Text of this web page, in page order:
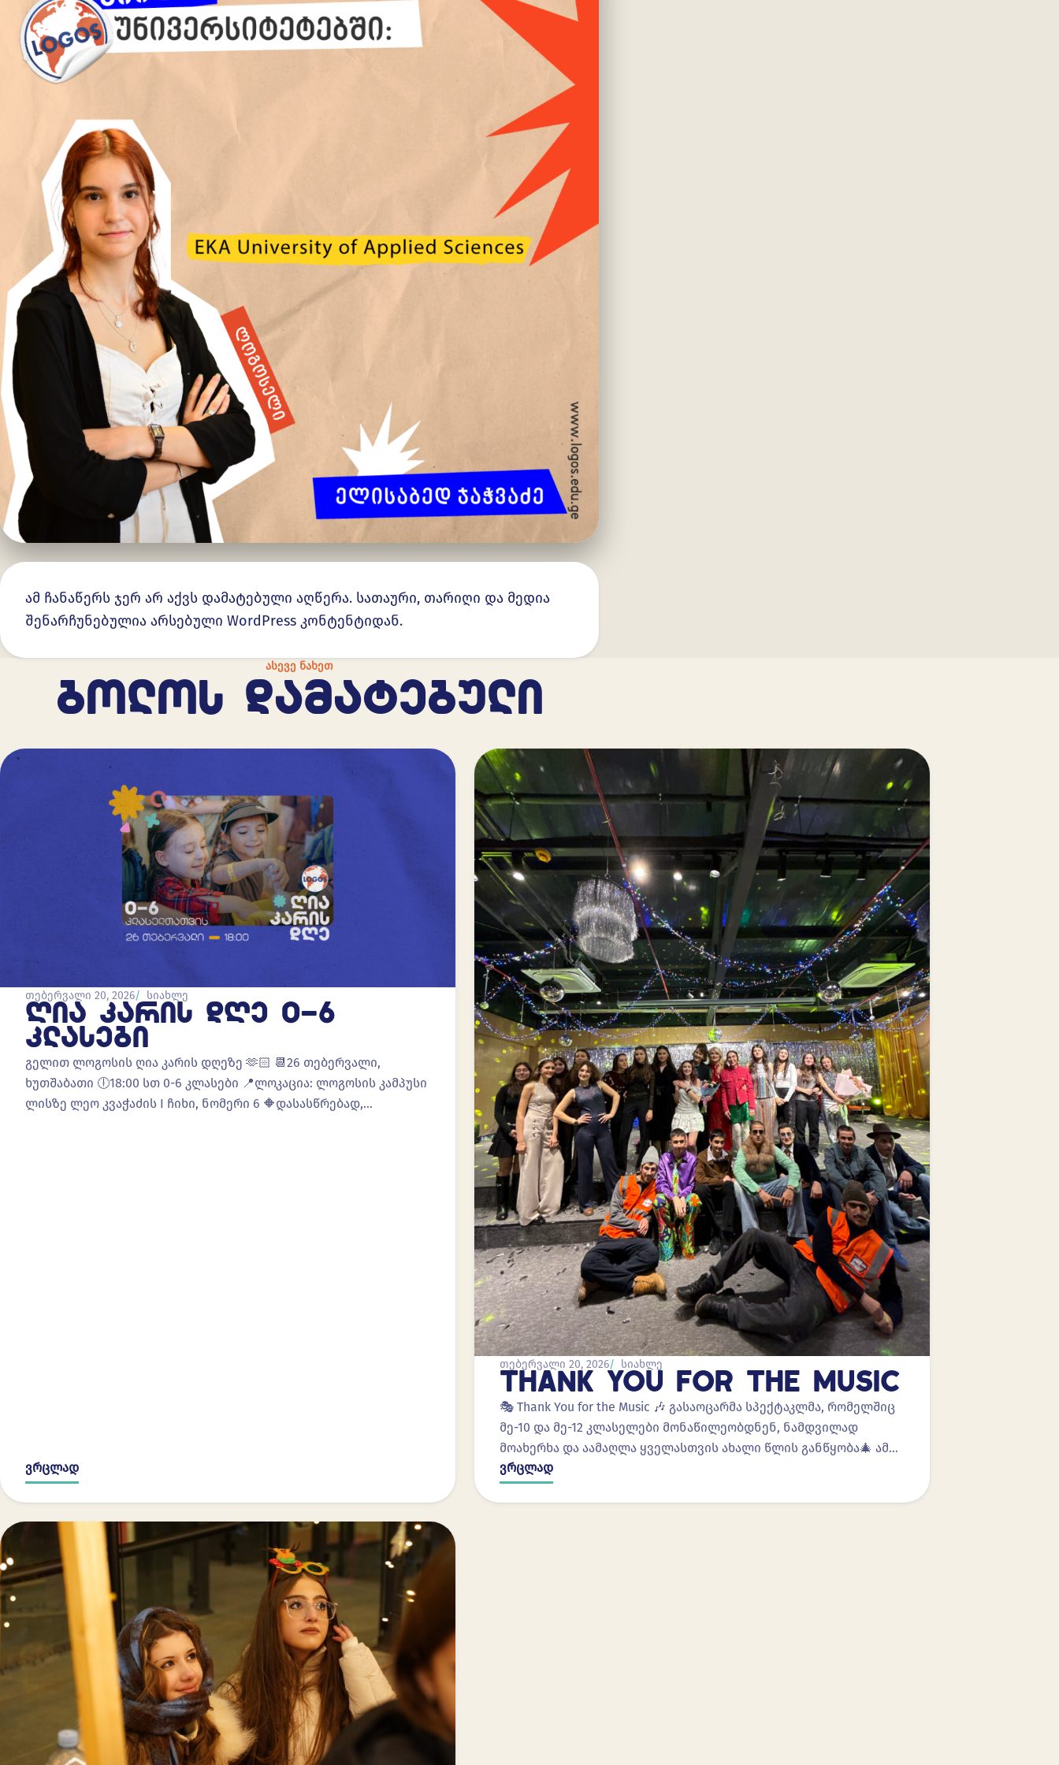
ამ ჩანაწერს ჯერ არ აქვს დამატებული აღწერა. სათაური, თარიღი და მედია
შენარჩუნებულია არსებული WordPress კონტენტიდან.
ᲐᲡᲔᲕᲔ ᲜᲐᲮᲔᲗ
ᲑᲝᲚᲝᲡ ᲓᲐᲛᲐᲢᲔᲑᲣᲚᲘ
თებერვალი 20, 2026 სიახლე
ᲦᲘᲐ ᲙᲐᲠᲘᲡ ᲓᲦᲔ 0-6
ᲙᲚᲐᲡᲔᲑᲘ
გელით ლოგოსის ღია კარის დღეზე 🫶🏻 📆26 თებერვალი,
ხუთშაბათი 🕕18:00 სთ 0-6 კლასები 📍ლოკაცია: ლოგოსის კამპუსი
ლისზე ლეო კვაჭაძის I ჩიხი, ნომერი 6 🔶დასასწრებად,…
ვრცლად
თებერვალი 20, 2026 სიახლე
THANK YOU FOR THE MUSIC
🎭 Thank You for the Music 🎶 გასაოცარმა სპექტაკლმა, რომელშიც
მე-10 და მე-12 კლასელები მონაწილეობდნენ, ნამდვილად
მოახერხა და აამაღლა ყველასთვის ახალი წლის განწყობა🎄 ამ…
ვრცლად